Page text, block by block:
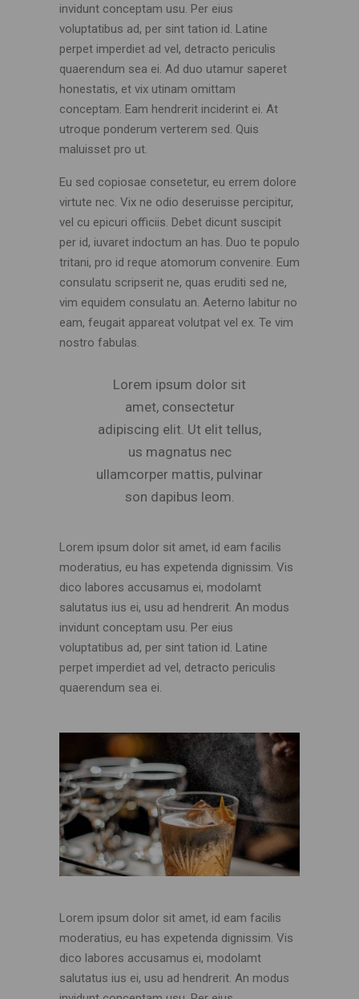
invidunt conceptam usu. Per eius
voluptatibus ad, per sint tation id. Latine
perpet imperdiet ad vel, detracto periculis
quaerendum sea ei. Ad duo utamur saperet
honestatis, et vix utinam omittam
conceptam. Eam hendrerit inciderint ei. At
utroque ponderum verterem sed. Quis
maluisset pro ut.
Eu sed copiosae consetetur, eu errem dolore
virtute nec. Vix ne odio deseruisse percipitur,
vel cu epicuri officiis. Debet dicunt suscipit
per id, iuvaret indoctum an has. Duo te populo
tritani, pro id reque atomorum convenire. Eum
consulatu scripserit ne, quas eruditi sed ne,
vim equidem consulatu an. Aeterno labitur no
eam, feugait appareat volutpat vel ex. Te vim
nostro fabulas.
Lorem ipsum dolor sit
amet, consectetur
adipiscing elit. Ut elit tellus,
us magnatus nec
ullamcorper mattis, pulvinar
son dapibus leom.
Lorem ipsum dolor sit amet, id eam facilis
moderatius, eu has expetenda dignissim. Vis
dico labores accusamus ei, modolamt
salutatus ius ei, usu ad hendrerit. An modus
invidunt conceptam usu. Per eius
voluptatibus ad, per sint tation id. Latine
perpet imperdiet ad vel, detracto periculis
quaerendum sea ei.
Lorem ipsum dolor sit amet, id eam facilis
moderatius, eu has expetenda dignissim. Vis
dico labores accusamus ei, modolamt
salutatus ius ei, usu ad hendrerit. An modus